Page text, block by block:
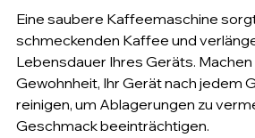
Eine saubere Kaffeemaschine
schmeckenden Kaffee und
Lebensdauer Ihres Geräts. Machen
Gewohnheit, Ihr Gerät nach jedem
reinigen, um Ablagerungen zu
Geschmack beeinträchtigen.